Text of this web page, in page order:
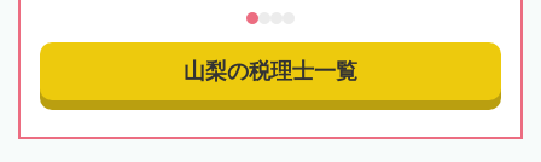
山梨の税理士一覧